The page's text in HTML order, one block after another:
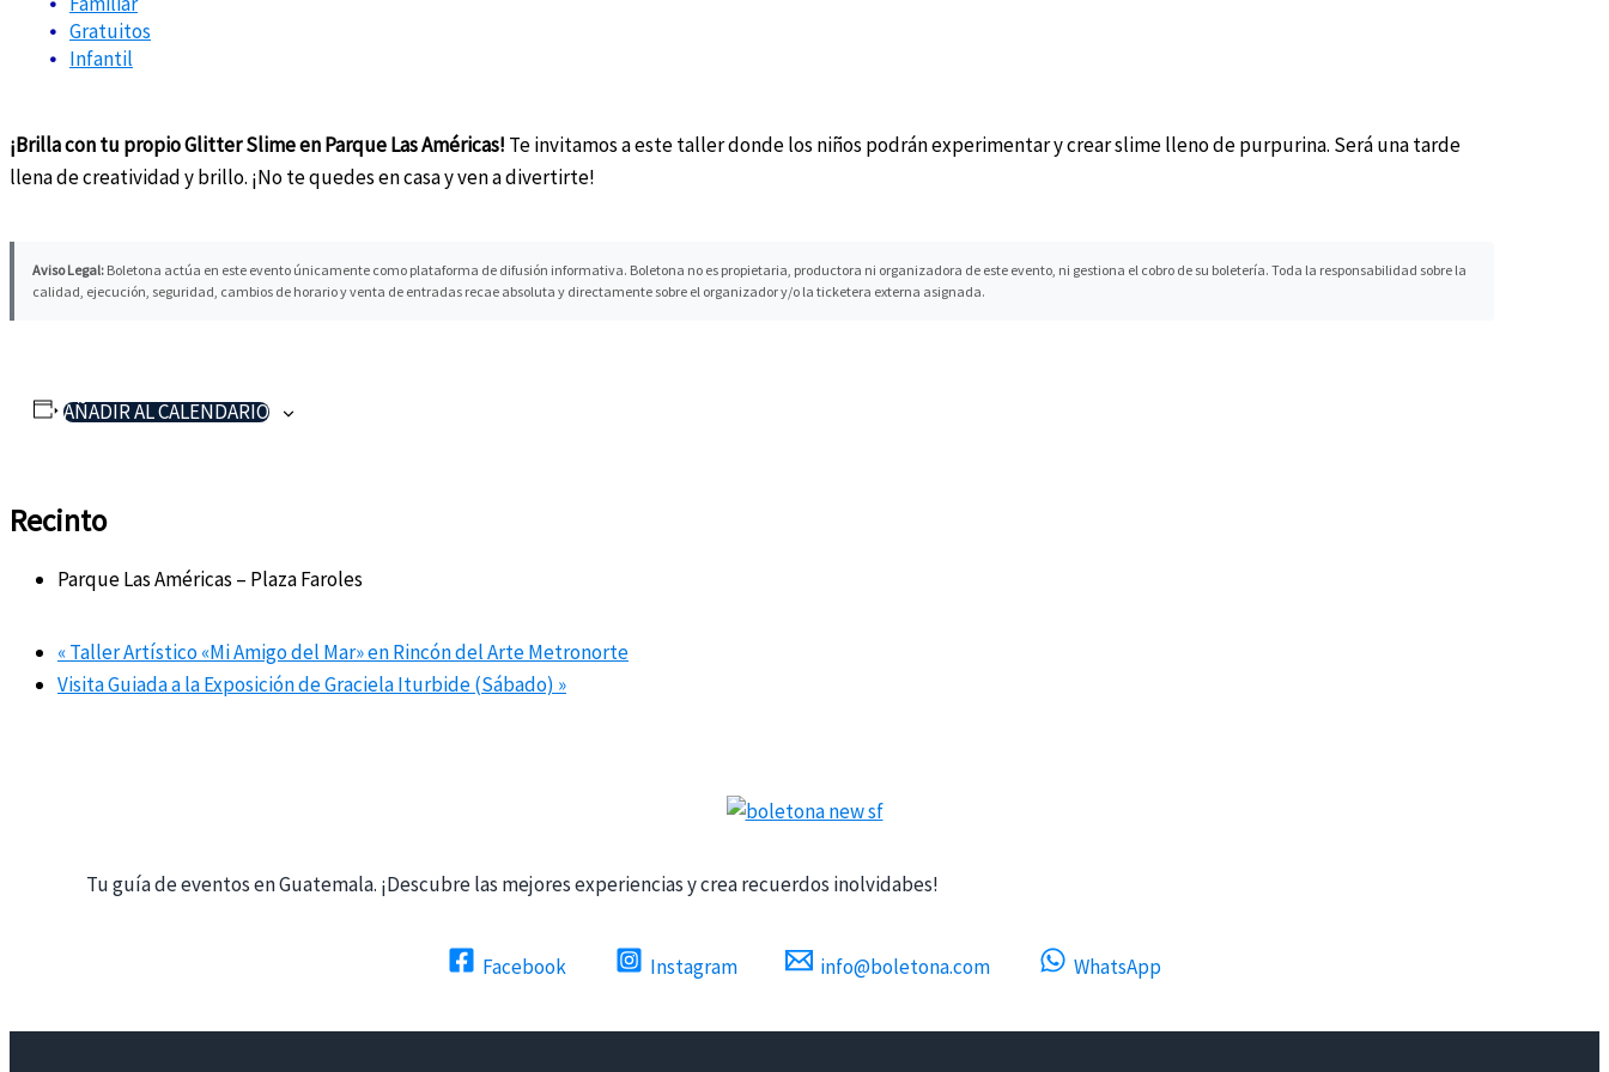
Gratuitos
Infantil
¡Brilla con tu propio Glitter Slime en Parque Las Américas! Te invitamos a este taller donde los niños podrán experimentar y crear slime lleno de purpurina. Será una tarde
llena de creatividad y brillo. ¡No te quedes en casa y ven a divertirte!
Aviso Legal: Boletona actúa en este evento únicamente como plataforma de difusión informativa. Boletona no es propietaria, productora ni organizadora de este evento, ni gestiona el cobro de su boletería. Toda la responsabilidad sobre la
calidad, ejecución, seguridad, cambios de horario y venta de entradas recae absoluta y directamente sobre el organizador y/o la ticketera externa asignada.
AÑADIR AL CALENDARIO
Recinto
Parque Las Américas – Plaza Faroles
«Taller Artístico «Mi Amigo del Mar» en Rincón del Arte Metronorte
Visita Guiada a la Exposición de Graciela Iturbide (Sábado) »
Tu guía de eventos en Guatemala. ¡Descubre las mejores experiencias y crea recuerdos inolvidabes!
Facebook Instagram info@boletona.com WhatsApp